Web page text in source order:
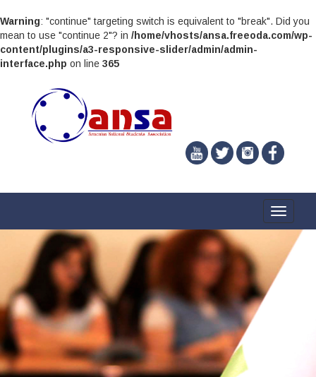
Warning: "continue" targeting switch is equivalent to "break". Did you
mean to use "continue 2"? in /home/vhosts/ansa.freeoda.com/wp-
content/plugins/a3-responsive-slider/admin/admin-
interface.php on line 365
Toggle